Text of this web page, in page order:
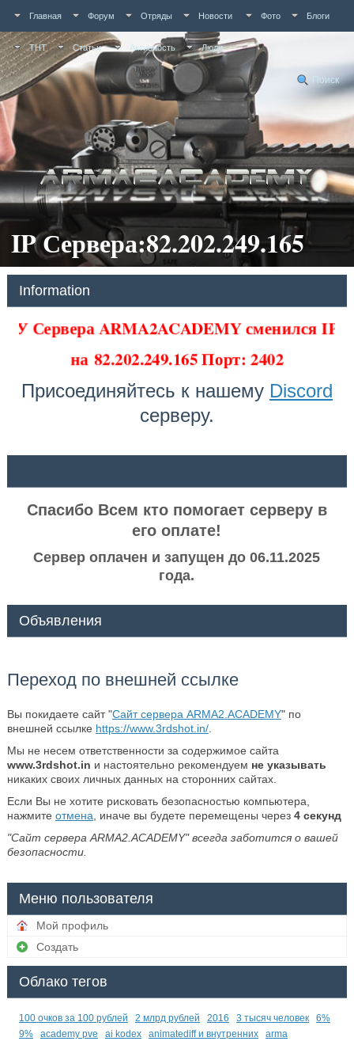
Главная Форум Отряды Новости Фото Блоги
ТНТ Статьи Активность Люди
Поиск
IP Сервера:82.202.249.165
Information
У Сервера ARMA2ACADEMY сменился IP
на82.202.249.165 Порт: 2402
Присоединяйтесь к нашему Discord
серверу.
Спасибо Всем кто помогает серверу в
его оплате!
Сервер оплачен и запущен до 06.11.2025
года.
Объявления
Переход по внешней ссылке
Вы покидаете сайт "Сайт сервера ARMA2.ACADEMY" по
внешней ссылке https://www.3rdshot.in/.
Мы не несем ответственности за содержимое сайта
www.3rdshot.in и настоятельно рекомендуем не указывать
никаких своих личных данных на сторонних сайтах.
Если Вы не хотите рисковать безопасностью компьютера,
нажмите отмена , иначе вы будете перемещены через 4секунд
"Сайт сервера ARMA2.ACADEMY" всегда заботится о вашей
безопасности.
Меню пользователя
Мой профиль
Создать
Облако тегов
100 очков за 100 рублей 2 млрд рублей 2016 3 тысяч человек
6%
9%
academy pve ai kodex animatediff и внутренних arma